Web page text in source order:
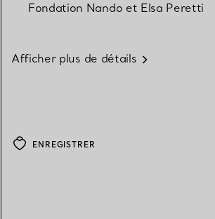
Fondation Nando et Elsa Peretti
Afficher plus de détails
ENREGISTRER